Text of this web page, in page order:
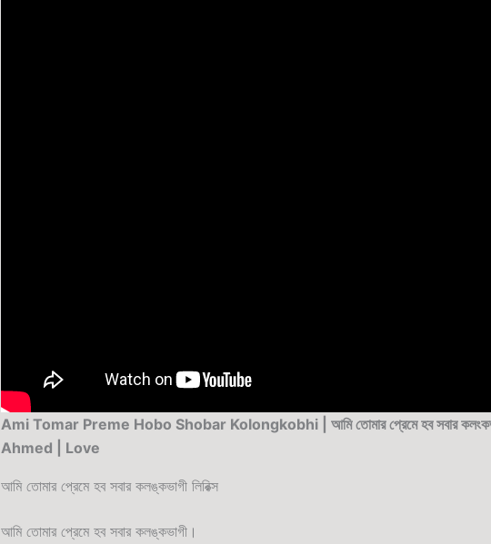
Ami Tomar Preme Hobo Shobar Kolongkobhi | আমি তোমার প্রেমে হব সবার
Ahmed | Love
আমি তোমার প্রেমে হব সবার কলঙ্কভাগী লিরিক্স
আমি তোমার প্রেমে হব সবার কলঙ্কভাগী।